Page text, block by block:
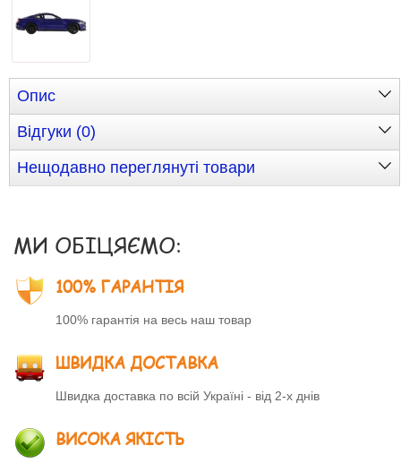
Опис
Відгуки (0)
Нещодавно переглянуті товари
МИ ОБІЦЯЄМО:
100% ГАРАНТІЯ
100% гарантія на весь наш товар
ШВИДКА ДОСТАВКА
Швидка доставка по всій Україні - від 2-х днів
ВИСОКА ЯКІСТЬ